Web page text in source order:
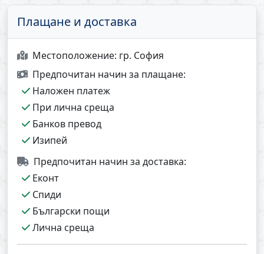
Плащане и доставка
Местоположение: гр. София
Предпочитан начин за плащане:
Наложен платеж
При лична среща
Банков превод
Изипей
Предпочитан начин за доставка:
Еконт
Спиди
Български пощи
Лична среща